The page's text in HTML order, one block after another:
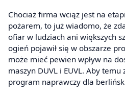
Chociaż firma wciąż jest na
pożarem, to już wiadomo, że
ofiar w ludziach ani większych
ogień pojawił się w obszarze
może mieć pewien wpływ na
maszyn DUVL i EUVL. Aby temu
program naprawczy dla